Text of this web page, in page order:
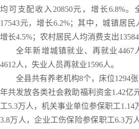
均可支配收入20850元，增长6.8%
17543元，增长6.2%；其中，城镇居民
增长4.5%；农村居民人均消费支出13584
全年新增城镇就业、再就业4467
4612人，失业人员再就业1596人。
全县共有养老机构8个，床位1294
年共发放各类社会救助福利资金1.42亿
工5.3万人，机关事业单位参保职工1.14
3.8万人，企业工伤保险参保职工6.3万